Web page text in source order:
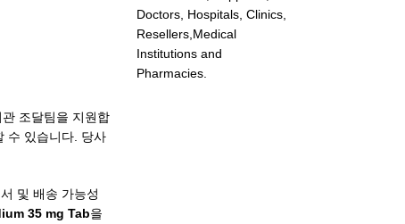
조달팀을 지원합
수 있습니다. 당사
및 배송 가능성
35 mg Tab을
Doctors, Hospitals, Clinics,
Resellers,Medical
Institutions and
Pharmacies.